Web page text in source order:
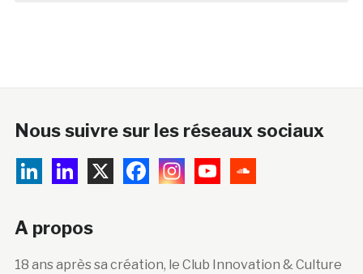
Nous suivre sur les réseaux sociaux
A propos
18 ans après sa création, le Club Innovation & Culture